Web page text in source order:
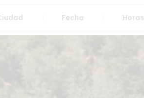
Fecha Horas